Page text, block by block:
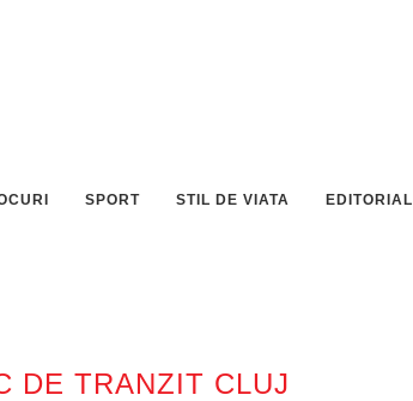
SPORT STIL DE VIATA EDITORIAL
DE TRANZIT CLUJ